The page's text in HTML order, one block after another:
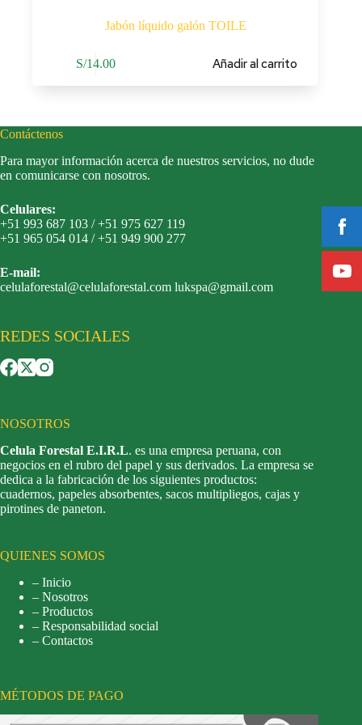
Jabón líquido galón TOILE
S/14.00 Añadir al carrito
Contáctenos
Para mayor información acerca de nuestros servicios, no dude
en comunicarse con nosotros.
Celulares:
+51 993 687 103 / +51 975 627 119
+51 965 054 014 / +51 949 900 277
E-mail:
celulaforestal@celulaforestal.com lukspa@gmail.com
REDES SOCIALES
NOSOTROS
Celula Forestal E.I.R.L. es una empresa peruana, con
negocios en el rubro del papel y sus derivados. La empresa se
dedica a la fabricación de los siguientes productos:
cuadernos, papeles absorbentes, sacos multipliegos, cajas y
pirotines de paneton.
QUIENES SOMOS
– Inicio
– Nosotros
– Productos
– Responsabilidad social
– Contactos
MÉTODOS DE PAGO